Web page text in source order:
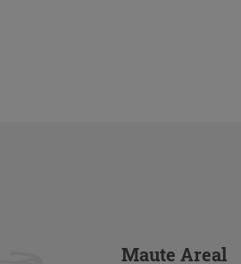
Maute Areal